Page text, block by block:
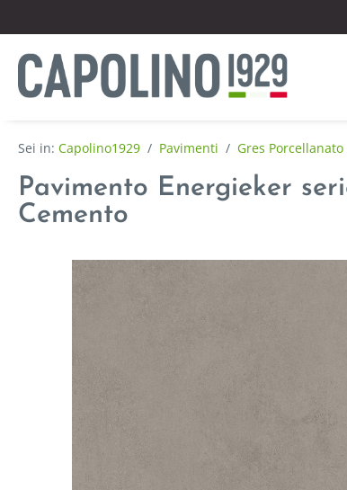
Capolino1929 / Pavimenti / Gres Porcellanato
Pavimento Energieker
Cemento